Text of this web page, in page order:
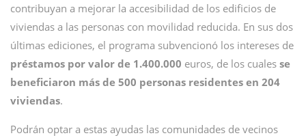
contribuyan a mejorar la accesibilidad de los edificios de
viviendas a las personas con movilidad reducida. En sus dos
últimas ediciones, el programa subvencionó los intereses de
préstamos por valor de 1.400.000 euros, de los cuales se
beneficiaron más de 500 personas residentes en 204
viviendas.
Podrán optar a estas ayudas las comunidades de vecinos